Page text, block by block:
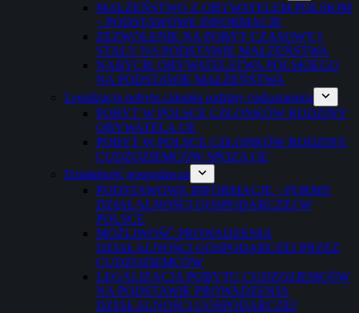
MAŁŻEŃSTWO Z OBYWATELEM POLSKIM
– PODSTAWOWE INFORMACJE
ZEZWOLENIE NA POBYT CZASOWY I
STAŁY NA PODSTAWIE MAŁŻEŃSTWA
NABYCIE OBYWATELSTWA POLSKIEGO
NA PODSTAWIE MAŁŻEŃSTWA
Legalizacja pobytu członka rodziny cudzoziemca
POBYT W POLSCE CZŁONKÓW RODZINY
OBYWATELA UE
POBYT W POLSCE CZŁONKÓW RODZINY
CUDZOZIEMCÓW SPOZA UE
Działalność gospodarcza
PODSTAWOWE INFORMACJE – FORMY
DZIAŁALNOŚCI GOSPODARCZEJ W
POLSCE
MOŻLIWOŚĆ PROWADZENIA
DZIAŁALNOŚCI GOSPODARCZEJ PRZEZ
CUDZOZIEMCÓW
LEGALIZACJA POBYTU CUDZOZIEMCÓW
NA PODSTAWIE PROWADZENIA
DZIAŁALNOŚCI GOSPODARCZEJ